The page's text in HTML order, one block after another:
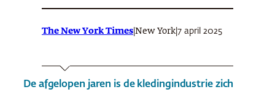
The New York Times New York 7 april 2025
De afgelopen jaren is de kledingindustrie zich